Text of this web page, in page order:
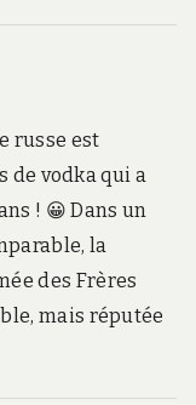
russe est
de vodka qui a
! 😀 Dans un
la
des Frères
mais réputée